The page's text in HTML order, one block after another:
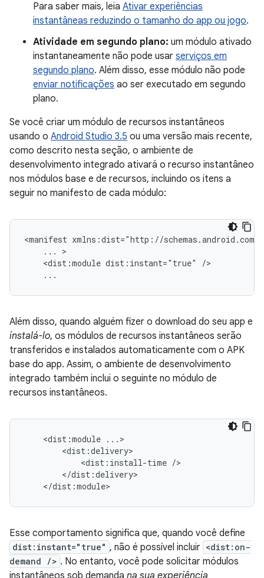
Para saber mais, leia Ativar experiências
instantâneas reduzindo o tamanho do app ou jogo.
Atividade em segundo plano: um módulo ativado
instantaneamente não pode usar serviços em
segundo plano. Além disso, esse módulo não pode
enviar notificações ao ser executado em segundo
plano.
Se você criar um módulo de recursos instantâneos
usando o Android Studio 3.5 ou uma versão mais recente,
como descrito nesta seção, o ambiente de
desenvolvimento integrado ativará o recurso instantâneo
nos módulos base e de recursos, incluindo os itens a
seguir no manifesto de cada módulo:
<manifest
...
<dist:module dist:instant="true"
Além disso, quando alguém fizer o download do seu app e
instalá-lo, os módulos de recursos instantâneos serão
transferidos e instalados automaticamente com o APK
base do app. Assim, o ambiente de desenvolvimento
integrado também inclui o seguinte no módulo de
recursos instantâneos.
<dist:module
<dist:install-time
Esse comportamento significa que, quando você define
dist:instant="true" , não é possível incluir <dist:on-
demand /> . No entanto, você pode solicitar módulos
instantâneos sob demanda na sua experiência